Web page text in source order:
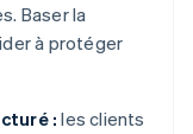
Baser la
à protéger
: les clients